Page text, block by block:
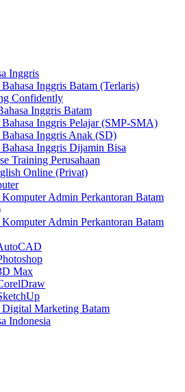
Inggris
Inggris Batam (Terlaris)
Confidently
Inggris Batam
Inggris Pelajar (SMP-SMA)
Inggris Anak (SD)
Inggris Dijamin Bisa
Training Perusahaan
Online (Privat)
Admin Perkantoran Batam
Admin Perkantoran Batam
Max
Digital Marketing Batam
Indonesia